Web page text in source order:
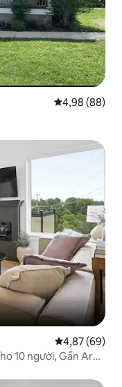
Xếp hạng
4,98 (88)
Xếp hạng
4,87 (69)
10 người, Gần Ark,